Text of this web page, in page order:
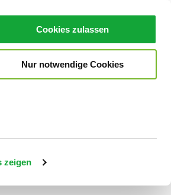
zeigen
Cookies zulassen
Nur notwendige Cookies